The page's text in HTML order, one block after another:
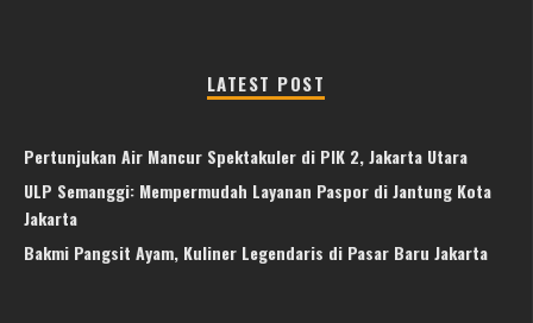
LATEST POST
Pertunjukan Air Mancur Spektakuler di PIK 2, Jakarta Utara
ULP Semanggi: Mempermudah Layanan Paspor di Jantung Kota
Jakarta
Bakmi Pangsit Ayam, Kuliner Legendaris di Pasar Baru Jakarta